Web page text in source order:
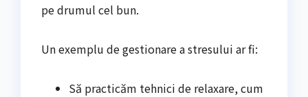
pe drumul cel bun.
Un exemplu de gestionare a stresului ar fi:
Să practicăm tehnici de relaxare, cum